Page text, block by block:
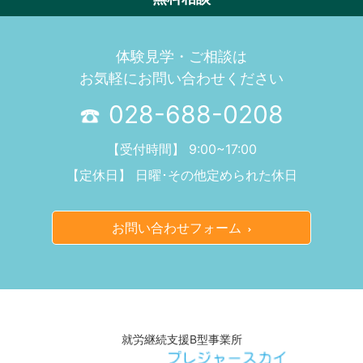
体験見学・ご相談は
お気軽にお問い合わせください
028-688-0208
【受付時間】 9:00~17:00
【定休日】 日曜･その他定められた休日
お問い合わせフォーム
就労継続支援B型事業所